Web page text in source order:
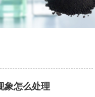
象怎么处理